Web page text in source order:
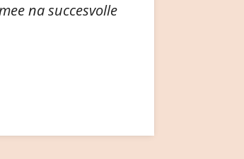
na succesvolle